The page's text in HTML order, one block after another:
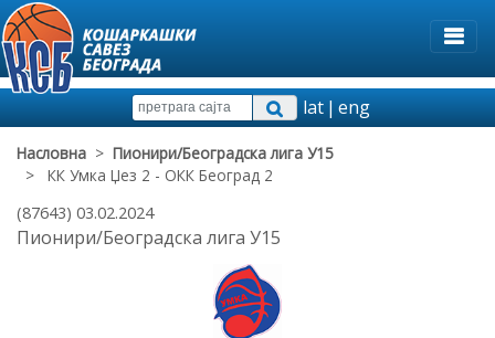
lat|eng
Насловна > Пионири/Београдска лига У15
> КК Умка Џез 2 - ОКК Београд 2
(87643) 03.02.2024
Пионири/Београдска лига У15